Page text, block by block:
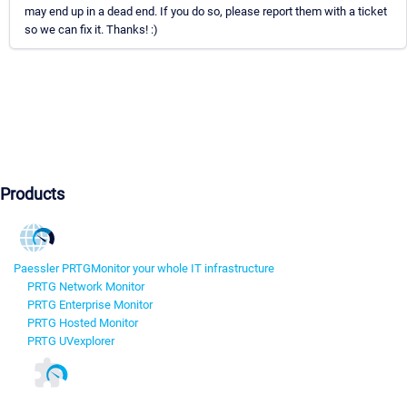
may end up in a dead end. If you do so, please report them with a ticket
so we can fix it. Thanks! :)
Products
Paessler PRTGMonitor your whole IT infrastructure
PRTG Network Monitor
PRTG Enterprise Monitor
PRTG Hosted Monitor
PRTG UVexplorer